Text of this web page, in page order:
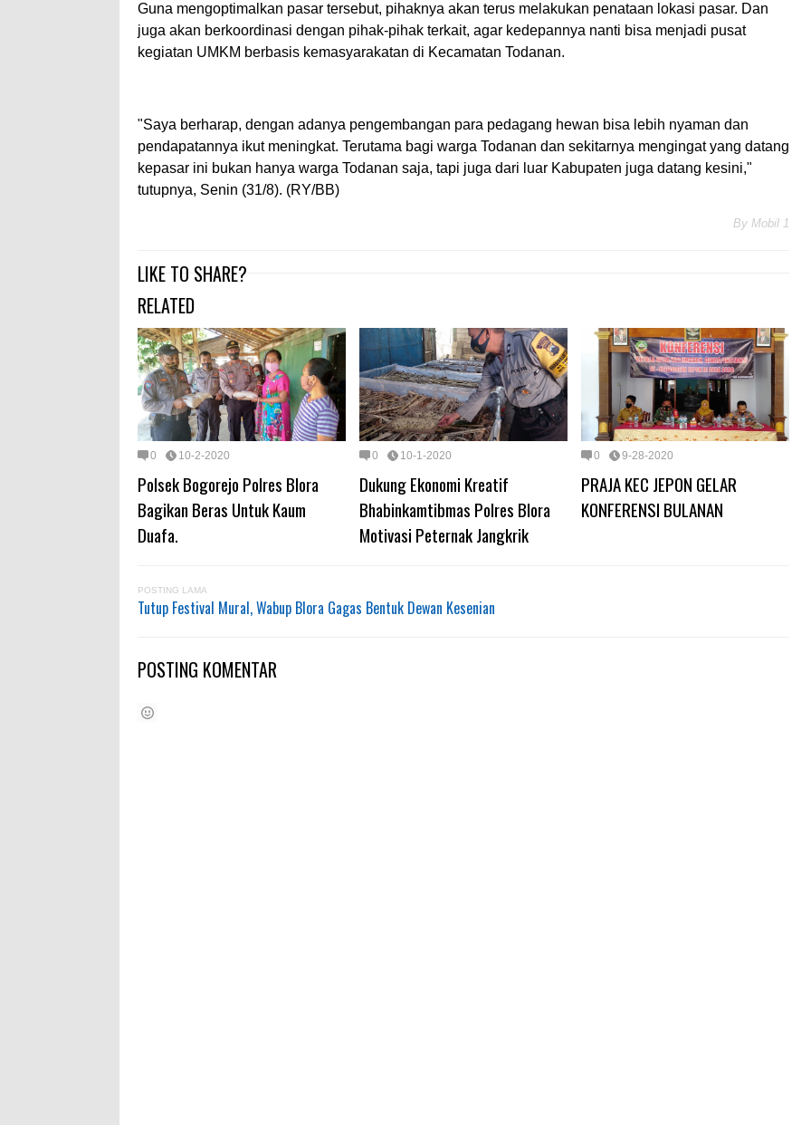
Guna mengoptimalkan pasar tersebut, pihaknya akan terus melakukan penataan lokasi pasar. Dan
juga akan berkoordinasi dengan pihak-pihak terkait, agar kedepannya nanti bisa menjadi pusat
kegiatan UMKM berbasis kemasyarakatan di Kecamatan Todanan.
"Saya berharap, dengan adanya pengembangan para pedagang hewan bisa lebih nyaman dan
pendapatannya ikut meningkat. Terutama bagi warga Todanan dan sekitarnya mengingat yang datang
kepasar ini bukan hanya warga Todanan saja, tapi juga dari luar Kabupaten juga datang kesini,"
tutupnya, Senin (31/8). (RY/BB)
By Mobil 1
LIKE TO SHARE?
RELATED
0 10-2-2020
Polsek Bogorejo Polres Blora
Bagikan Beras Untuk Kaum
Duafa.
0 10-1-2020
Dukung Ekonomi Kreatif
Bhabinkamtibmas Polres Blora
Motivasi Peternak Jangkrik
0 9-28-2020
PRAJA KEC JEPON GELAR
KONFERENSI BULANAN
POSTING LAMA
Tutup Festival Mural, Wabup Blora Gagas Bentuk Dewan Kesenian
POSTING KOMENTAR